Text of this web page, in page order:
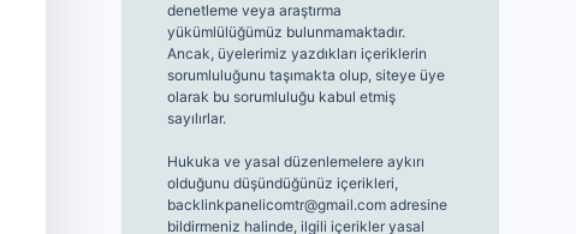
denetleme veya araştırma
yükümlülüğümüz bulunmamaktadır.
Ancak, üyelerimiz yazdıkları içeriklerin
sorumluluğunu taşımakta olup, siteye üye
olarak bu sorumluluğu kabul etmiş
sayılırlar.
Hukuka ve yasal düzenlemelere aykırı
olduğunu düşündüğünüz içerikleri,
backlinkpanelicomtr@gmail.comadresine
bildirmeniz halinde, ilgili içerikler yasal